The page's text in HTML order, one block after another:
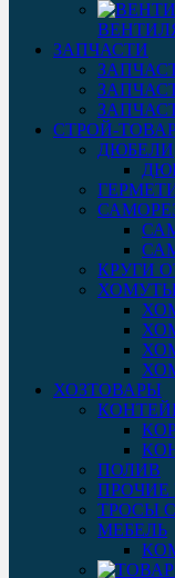
ЗАПЧАСТИ
СТРОЙ-
ДЮБЕЛИ
КРУГИ
ХОЗТОВАРЫ
ПОЛИВ
ПРОЧИЕ
ТРОСЫ
МЕБЕЛЬ